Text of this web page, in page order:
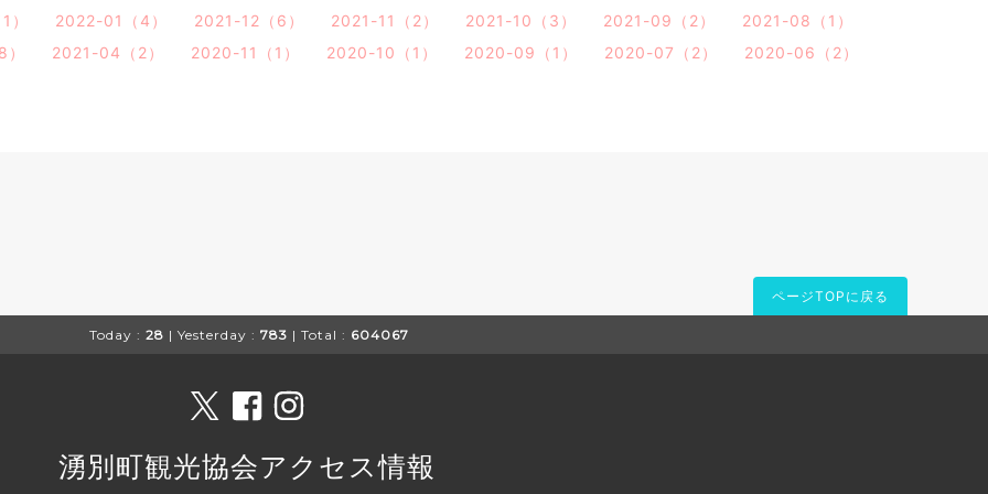
） 2022-01（4） 2021-12（6） 2021-11（2） 2021-10（3） 2021-09（2）
2021-08（1）
2021-04（2） 2020-11（1） 2020-10（1） 2020-09（1） 2020-07（2） 2020-06（2）
ページTOPに戻る
Today : 28 | Yesterday : 783 | Total : 604067
湧別町観光協会アクセス情報